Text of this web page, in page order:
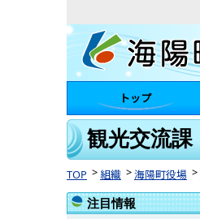
トップ
観光交流課
TOP 組織 海陽町役場
注目情報